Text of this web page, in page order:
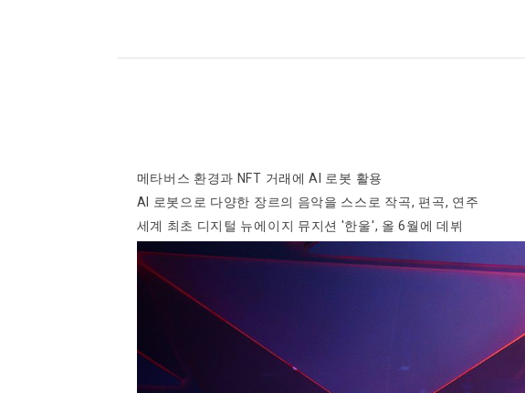
메타버스 환경과 NFT 거래에 AI 로봇 활용
AI 로봇으로 다양한 장르의 음악을 스스로 작곡, 편곡, 연주
세계 최초 디지털 뉴에이지 뮤지션 '한울', 올 6월에 데뷔